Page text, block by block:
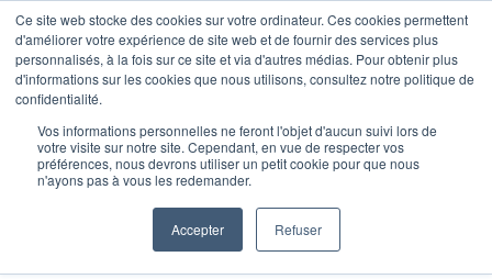
Ce site web stocke des cookies sur votre ordinateur. Ces cookies permettent
d'améliorer votre expérience de site web et de fournir des services plus
personnalisés, à la fois sur ce site et via d'autres médias. Pour obtenir plus
d'informations sur les cookies que nous utilisons, consultez notre politique de
confidentialité.
Vos informations personnelles ne feront l'objet d'aucun suivi lors de
votre visite sur notre site. Cependant, en vue de respecter vos
préférences, nous devrons utiliser un petit cookie pour que nous
n'ayons pas à vous les redemander.
Accepter Refuser
Services
Nos marques
Actualités
Notre histoire
Carrière
Contact
Connexion